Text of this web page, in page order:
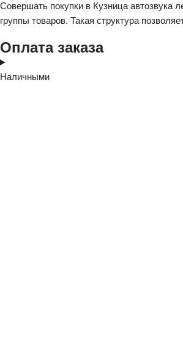
Совершать покупки в Кузница автозвука
группы товаров. Такая структура
Оплата заказа
Наличными